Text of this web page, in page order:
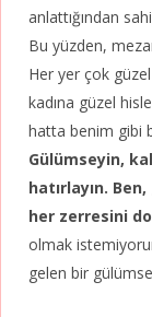
anlattığından
Bu yüzden,
Her yer çok
kadına güzel
hatta benim gibi
Gülümseyin,
hatırlayın.
her zerresini
olmak
gelen bir